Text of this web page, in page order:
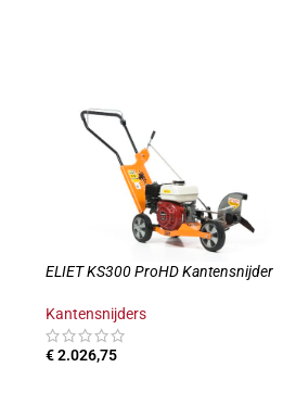
ELIET KS300 ProHD Kantensnijder
Kantensnijders
€2.026,75